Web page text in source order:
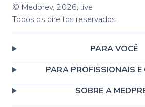
© Medprev, 2026, live
Todos os direitos reservados
PARA VOCÊ
PARA PROFISSIONAIS E
SOBRE A